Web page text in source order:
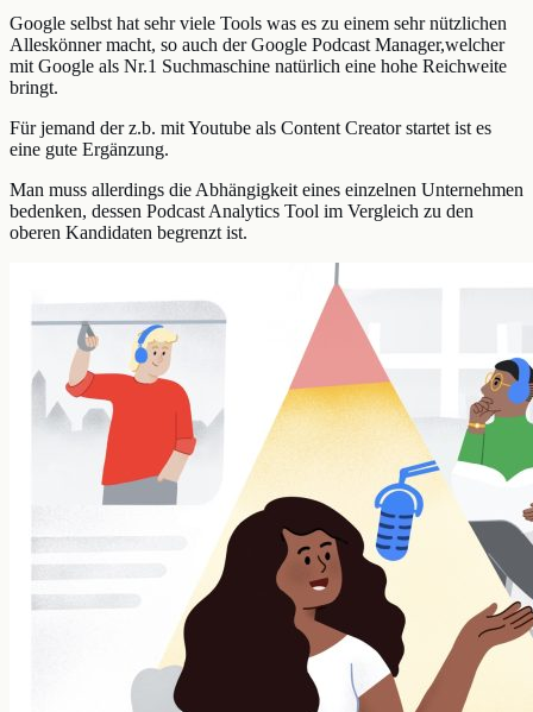
Google selbst hat sehr viele Tools was es zu einem sehr nützlichen
Alleskönner macht, so auch der Google Podcast Manager,welcher
mit Google als Nr.1 Suchmaschine natürlich eine hohe Reichweite
bringt.
Für jemand der z.b. mit Youtube als Content Creator startet ist es
eine gute Ergänzung.
Man muss allerdings die Abhängigkeit eines einzelnen Unternehmen
bedenken, dessen Podcast Analytics Tool im Vergleich zu den
oberen Kandidaten begrenzt ist.